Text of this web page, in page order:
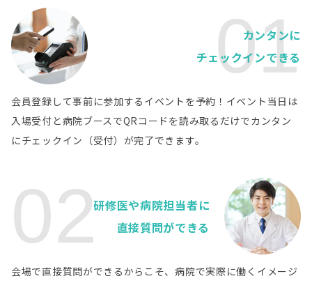
ンター
熊本県
熊本市立熊本市民病院
熊本県
国家公務員共済組合連合会熊本中央病院
荒尾市立有明医療センター 病院詳細
熊本県
独立行政法人労働者健康安全機構熊本労災病院 病院詳細
熊本県
病院詳細
01
カンタンに
チェックインできる
会員登録して事前に参加するイベントを予約！イベント当日は
入場受付と病院ブースでQRコードを読み取るだけでカンタン
にチェックイン（受付）が完了できます。
02研修医や病院担当者に
直接質問ができる
会場で直接質問ができるからこそ、病院で実際に働くイメージ